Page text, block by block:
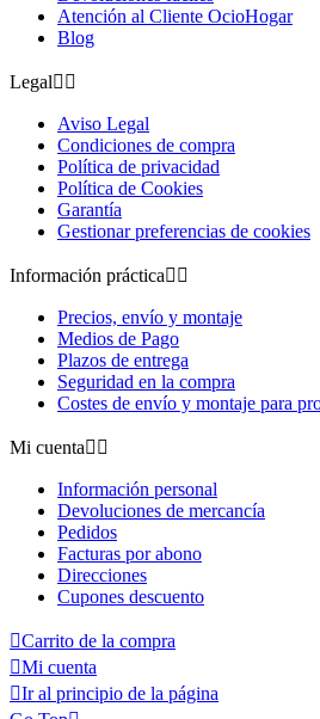
Atención al Cliente OcioHogar
Blog
Legal 
Aviso Legal
Condiciones de compra
Política de privacidad
Política de Cookies
Garantía
Gestionar preferencias de cookies
Información práctica 
Precios, envío y montaje
Medios de Pago
Plazos de entrega
Seguridad en la compra
Costes de envío y montaje para
Mi cuenta 
Información personal
Devoluciones de mercancía
Pedidos
Facturas por abono
Direcciones
Cupones descuento
Carrito de la compra
Mi cuenta
Ir al principio de la página